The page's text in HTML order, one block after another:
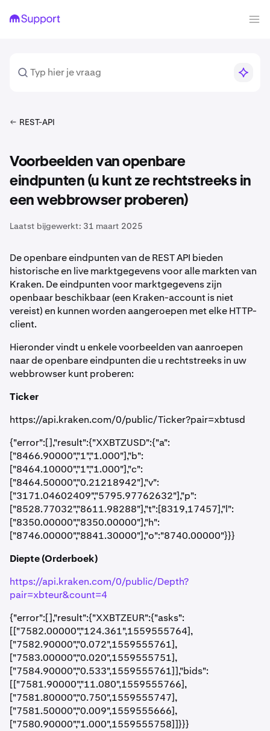
REST-API
Voorbeelden van openbare
eindpunten (u kunt ze rechtstreeks in
een webbrowser proberen)
Laatst bijgewerkt: 31 maart 2025
De openbare eindpunten van de REST API bieden
historische en live marktgegevens voor alle markten van
Kraken. De eindpunten voor marktgegevens zijn
openbaar beschikbaar (een Kraken-account is niet
vereist) en kunnen worden aangeroepen met elke HTTP-
client.
Hieronder vindt u enkele voorbeelden van aanroepen
naar de openbare eindpunten die u rechtstreeks in uw
webbrowser kunt proberen:
Ticker
https://api.kraken.com/0/public/Ticker?pair=xbtusd
{"error":[],"result":{"XXBTZUSD":{"a":
["8466.90000","1","1.000"],"b":
["8464.10000","1","1.000"],"c":
["8464.50000","0.21218942"],"v":
["3171.04602409","5795.97762632"],"p":
["8528.77032","8611.98288"],"t":[8319,17457],"l":
["8350.00000","8350.00000"],"h":
["8746.00000","8841.30000"],"o":"8740.00000"}}}
Diepte (Orderboek)
https://api.kraken.com/0/public/Depth?
pair=xbteur&count=4
{"error":[],"result":{"XXBTZEUR":{"asks":
[["7582.00000","124.361",1559555764],
["7582.90000","0.072",1559555761],
["7583.00000","0.020",1559555751],
["7584.90000","0.533",1559555761]],"bids":
[["7581.90000","11.080",1559555766],
["7581.80000","0.750",1559555747],
["7581.50000","0.009",1559555666],
["7580.90000","1.000",1559555758]]}}}